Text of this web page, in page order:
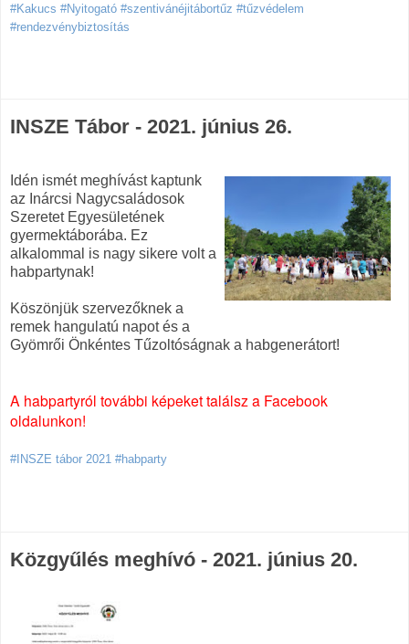
#Kakucs #Nyitogató #szentivánéjitábortűz #tűzvédelem
#rendezvénybiztosítás
INSZE Tábor - 2021. június 26.
Idén ismét meghívást kaptunk
az Inárcsi Nagycsaládosok
Szeretet Egyesületének
gyermektáborába. Ez
alkalommal is nagy sikere volt a
habpartynak!
Köszönjük szervezőknek a
remek hangulatú napot és a
Gyömrői Önkéntes Tűzoltóságnak a habgenerátort!
A habpartyról további képeket találsz a Facebook
oldalunkon!
#INSZE tábor 2021 #habparty
Közgyűlés meghívó - 2021. június 20.